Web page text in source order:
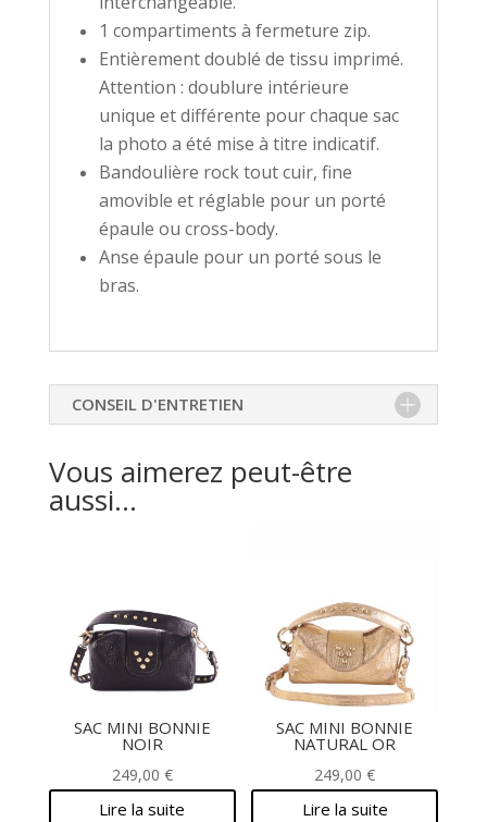
1 compartiments à fermeture zip.
Entièrement doublé de tissu imprimé.
Attention : doublure intérieure
unique et différente pour chaque sac
la photo a été mise à titre indicatif.
Bandoulière rock tout cuir, fine
amovible et réglable pour un porté
épaule ou cross-body.
Anse épaule pour un porté sous le
bras.
CONSEIL D'ENTRETIEN
Vous aimerez peut-être
aussi…
SAC MINI BONNIE
NOIR
249,00 €
Lire la suite
SAC MINI BONNIE
NATURAL OR
249,00€
Lire la suite